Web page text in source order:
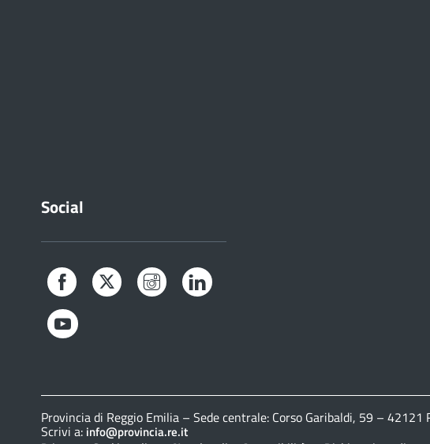
Social
Facebook Twitter Instagram
Provincia di Reggio Emilia – Sede centrale: Corso Garibaldi, 59 –
Scrivi a: info@provincia.re.it